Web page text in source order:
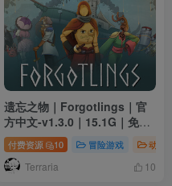
角色扮演
遗忘之物｜Forgotlings｜官
方中文-v1.3.0｜15.1G｜免安
装付费资源 10 冒险游戏 动作
Terraria 10